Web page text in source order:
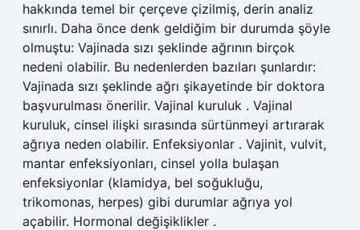
hakkında temel bir çerçeve çizilmiş, derin analiz
sınırlı. Daha önce denk geldiğim bir durumda şöyle
olmuştu: Vajinada sızı şeklinde ağrının birçok
nedeni olabilir. Bu nedenlerden bazıları şunlardır:
Vajinada sızı şeklinde ağrı şikayetinde bir doktora
başvurulması önerilir. Vajinal kuruluk . Vajinal
kuruluk, cinsel ilişki sırasında sürtünmeyi artırarak
ağrıya neden olabilir. Enfeksiyonlar . Vajinit, vulvit,
mantar enfeksiyonları, cinsel yolla bulaşan
enfeksiyonlar (klamidya, bel soğukluğu,
trikomonas, herpes) gibi durumlar ağrıya yol
açabilir. Hormonal değişiklikler .